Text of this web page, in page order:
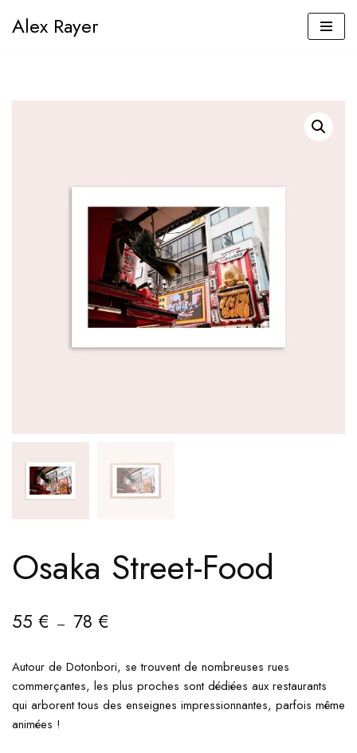
Alex Rayer
Osaka Street-Food
55 € – 78 €
Autour de Dotonbori, se trouvent de nombreuses rues
commerçantes, les plus proches sont dédiées aux restaurants
qui arborent tous des enseignes impressionnantes, parfois même
animées !